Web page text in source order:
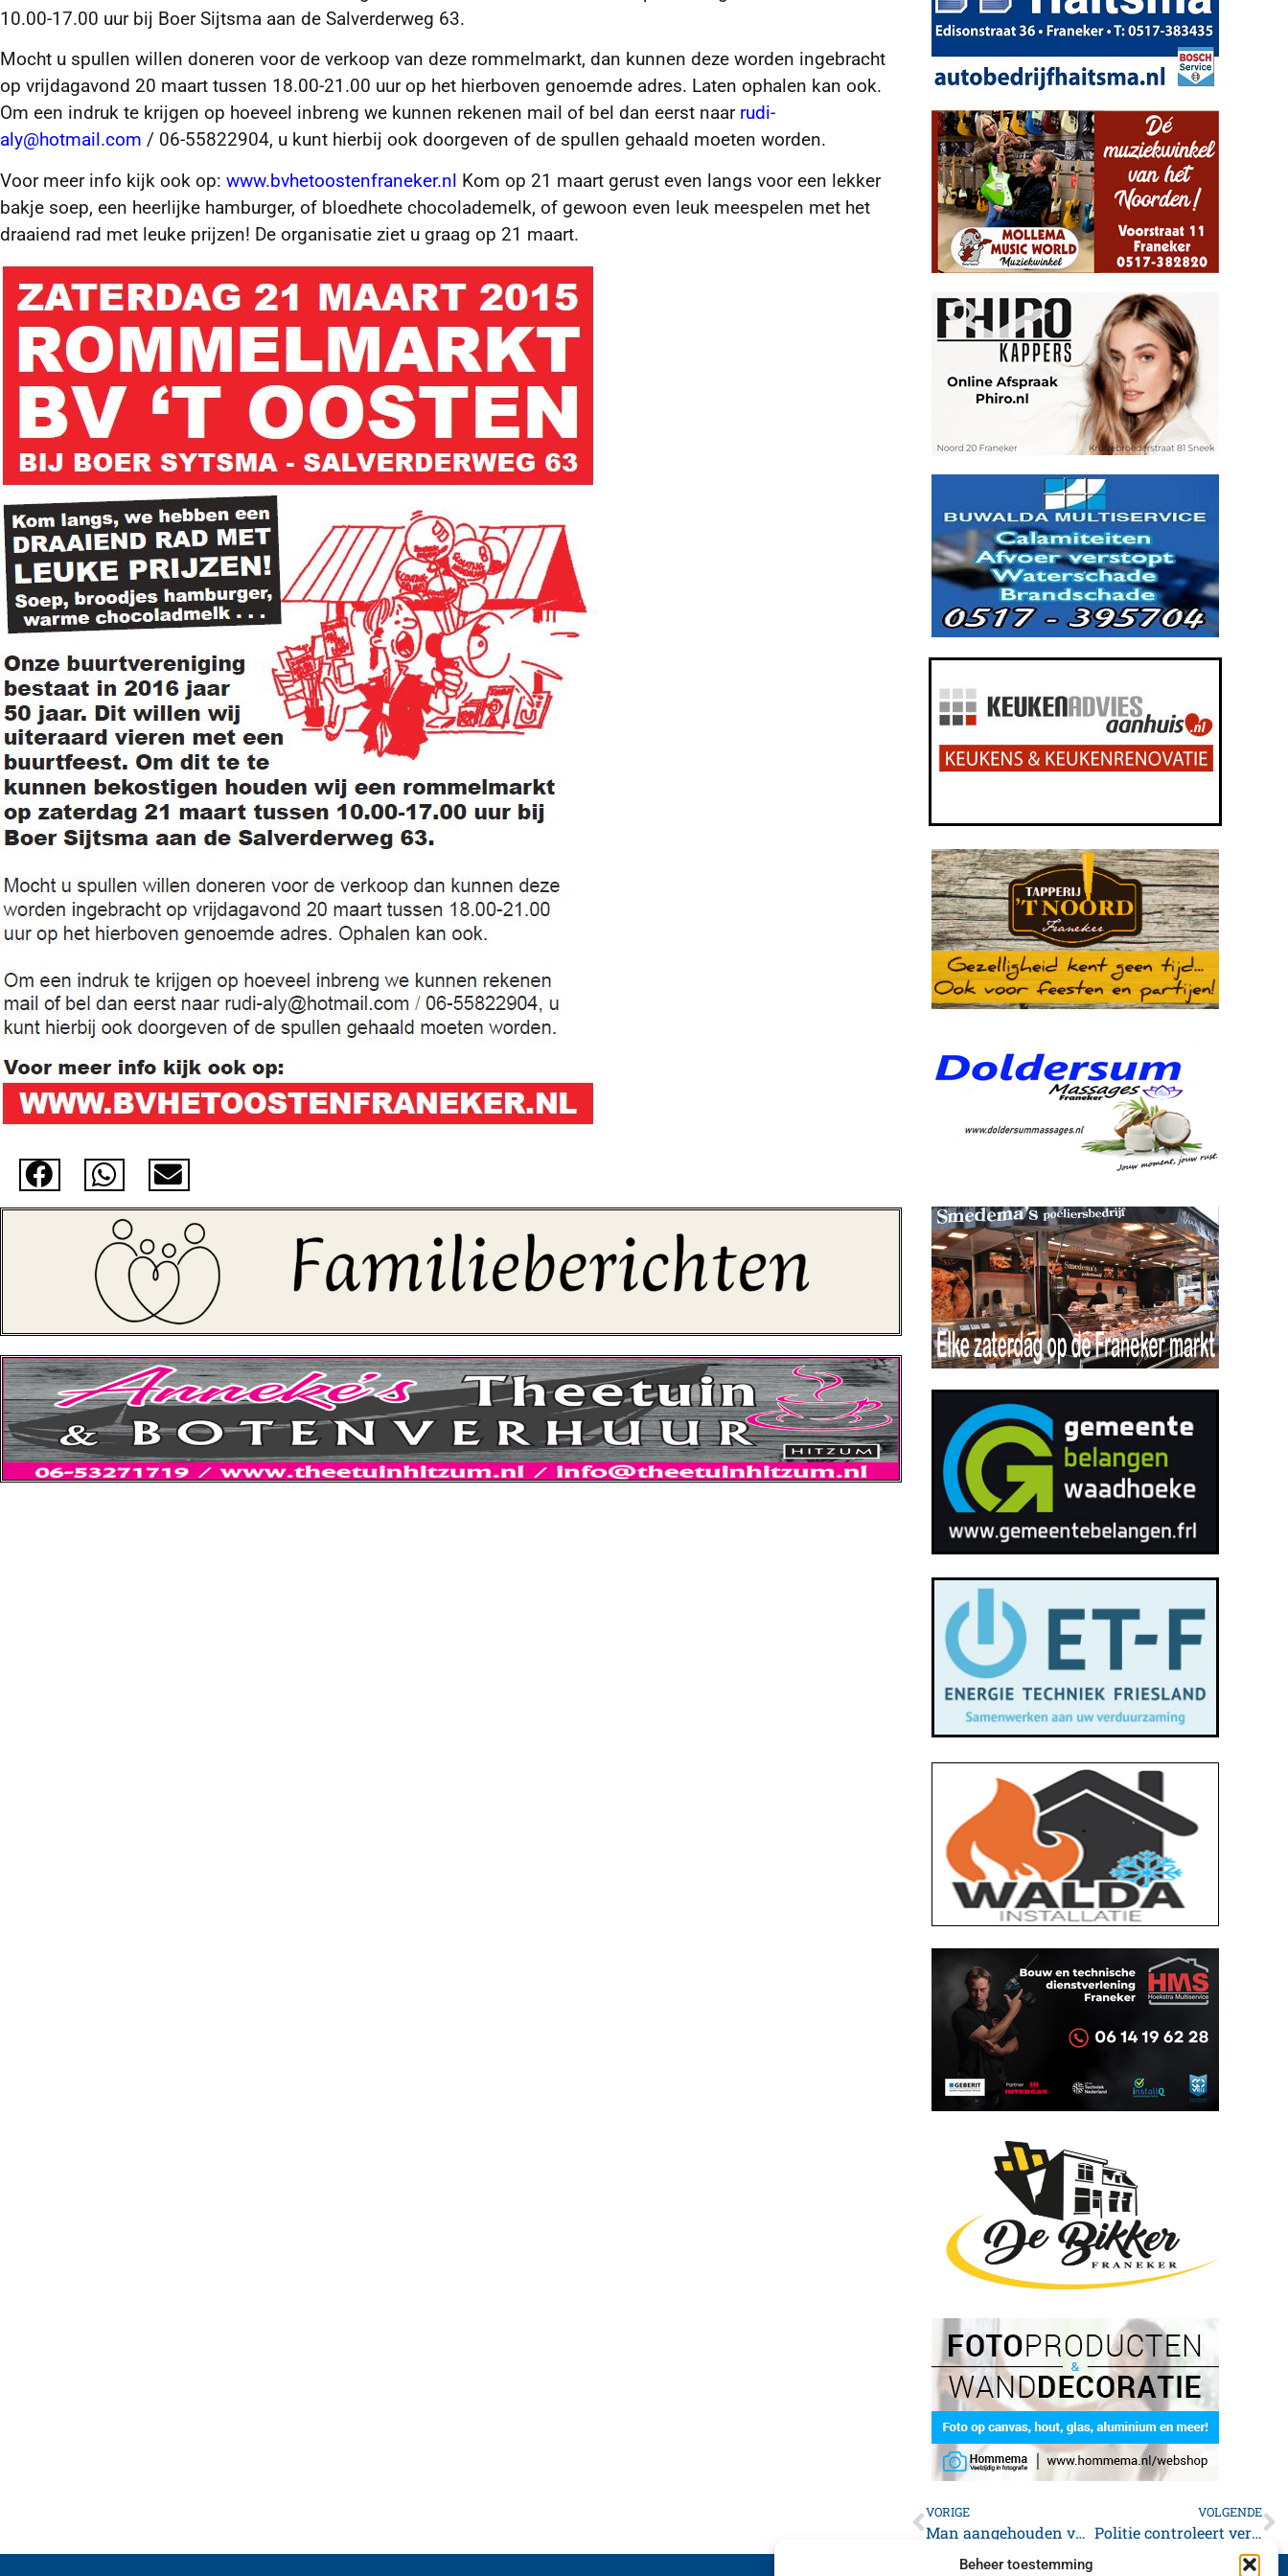
Beheer toestemming
10.00-17.00 uur bij Boer Sijtsma aan de Salverderweg 63.
Mocht u spullen willen doneren voor de verkoop van deze rommelmarkt, dan kunnen deze worden ingebracht
op vrijdagavond 20 maart tussen 18.00-21.00 uur op het hierboven genoemde adres. Laten ophalen kan ook.
Om een indruk te krijgen op hoeveel inbreng we kunnen rekenen mail of bel dan eerst naar rudi-
aly@hotmail.com / 06-55822904, u kunt hierbij ook doorgeven of de spullen gehaald moeten worden.
Voor meer info kijk ook op: www.bvhetoostenfraneker.nl Kom op 21 maart gerust even langs voor een lekker
bakje soep, een heerlijke hamburger, of bloedhete chocolademelk, of gewoon even leuk meespelen met het
draaiend rad met leuke prijzen! De organisatie ziet u graag op 21 maart.
VORIGE
Man aangehouden voor vernieling auto’s Franeker
VOLGENDE
Politie controleert verkeer op klachtlocatie